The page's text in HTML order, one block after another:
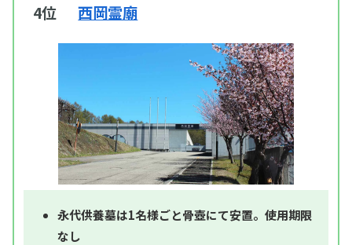
4位 西岡霊廟
永代供養墓は1名様ごと骨壺にて安置。使用期限
なし